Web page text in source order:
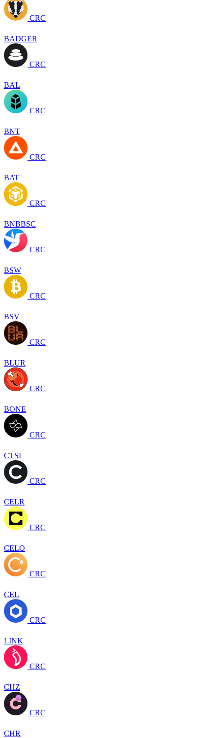
CRC
BADGER
CRC
BAL
CRC
BNT
CRC
BAT
CRC
BNBBSC
CRC
BSW
CRC
BSV
CRC
BLUR
CRC
BONE
CRC
CTSI
CRC
CELR
CRC
CELO
CRC
CEL
CRC
LINK
CRC
CHZ
CRC
CHR